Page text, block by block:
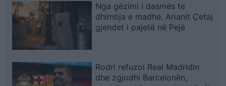
Nga gëzimi i dasmës te
dhimbja e madhe, Arianit Çetaj
gjendet i pajetë në Pejë
Rodri refuzoi Real Madridin
dhe zgjodhi Barcelonën,